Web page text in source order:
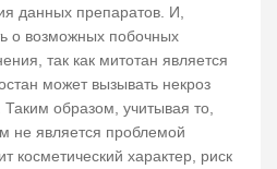
данных препаратов. И,
о возможных побочных
так как митотан является
может вызывать некроз
Таким образом, учитывая то,
не является проблемой
косметический характер, риск